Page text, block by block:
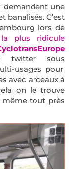
demandent une
banalisés. C’est
lors de
plus ridicule
twitter sous
usages pour
avec arceaux à
on le trouve
même tout près